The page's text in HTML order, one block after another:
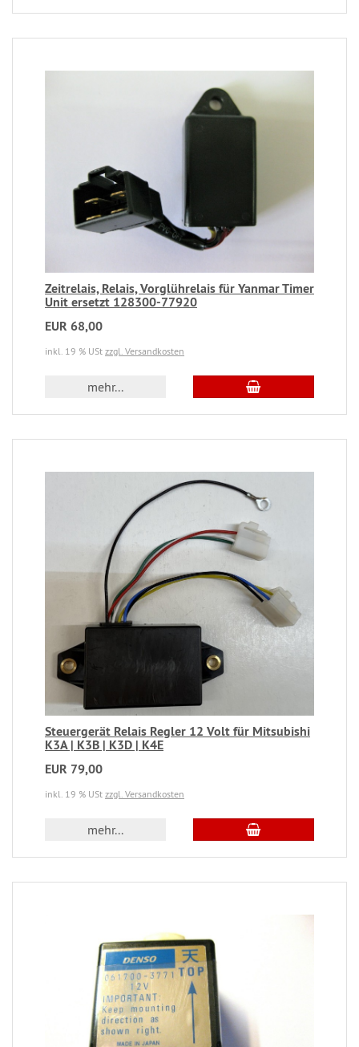
Zeitrelais, Relais, Vorglührelais für Yanmar Timer
Unit ersetzt 128300-77920
EUR 68,00
inkl. 19 % USt zzgl. Versandkosten
mehr...
Steuergerät Relais Regler 12 Volt für Mitsubishi
K3A | K3B | K3D | K4E
EUR 79,00
inkl. 19 % USt zzgl. Versandkosten
mehr...